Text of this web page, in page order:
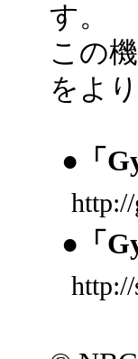
す。
この
をよ
●「
●「